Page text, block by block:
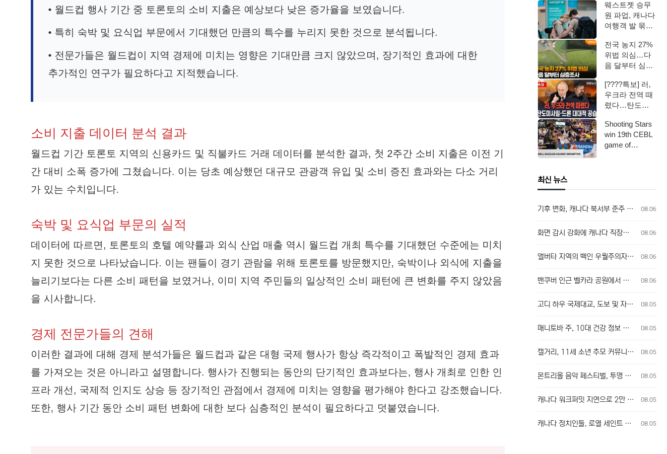
• 월드컵 행사 기간 중 토론토의 소비 지출은 예상보다 낮은 증가율을 보였습니다.
• 특히 숙박 및 요식업 부문에서 기대했던 만큼의 특수를 누리지 못한 것으로 분석됩니다.
• 전문가들은 월드컵이 지역 경제에 미치는 영향은 기대만큼 크지 않았으며, 장기적인 효과에 대한
추가적인 연구가 필요하다고 지적했습니다.
소비 지출 데이터 분석 결과
월드컵 기간 토론토 지역의 신용카드 및 직불카드 거래 데이터를 분석한 결과, 첫 2주간 소비 지출은 이전 기
간 대비 소폭 증가에 그쳤습니다. 이는 당초 예상했던 대규모 관광객 유입 및 소비 증진 효과와는 다소 거리
가 있는 수치입니다.
숙박 및 요식업 부문의 실적
데이터에 따르면, 토론토의 호텔 예약률과 외식 산업 매출 역시 월드컵 개최 특수를 기대했던 수준에는 미치
지 못한 것으로 나타났습니다. 이는 팬들이 경기 관람을 위해 토론토를 방문했지만, 숙박이나 외식에 지출을
늘리기보다는 다른 소비 패턴을 보였거나, 이미 지역 주민들의 일상적인 소비 패턴에 큰 변화를 주지 않았음
을 시사합니다.
경제 전문가들의 견해
이러한 결과에 대해 경제 분석가들은 월드컵과 같은 대형 국제 행사가 항상 즉각적이고 폭발적인 경제 효과
를 가져오는 것은 아니라고 설명합니다. 행사가 진행되는 동안의 단기적인 효과보다는, 행사 개최로 인한 인
프라 개선, 국제적 인지도 상승 등 장기적인 관점에서 경제에 미치는 영향을 평가해야 한다고 강조했습니다.
또한, 행사 기간 동안 소비 패턴 변화에 대한 보다 심층적인 분석이 필요하다고 덧붙였습니다.
웨스트젯 승무
원 파업, 캐나다
여행객 발 묶였
전국 농지 27%
위법 의심…다
음 달부터 심층
TV (Yonh…
[????특보] 러,
우크라 전역 때
렸다…탄도미
적 공습 / 연…
Shooting Stars
win 19th CEBL
game of
최신 뉴스
기후 변화, 캐나다 북서부 준주 및 온타리오주 산불 발생 가능성 두 배 높여 08.06
화면 감시 강화에 캐나다 직장인들 고충 토로 08.06
앨버타 지역의 백인 우월주의자 훈련 모임, 주민들 충격 08.06
밴쿠버 인근 벨카라 공원에서 산불 발생, 주민 대피 08.06
고디 하우 국제대교, 도보 및 자전거 이용자 첫 통행 역사 새기다 08.05
매니토바 주, 10대 건강 정보 사생활 침해 학군 계획 무효화 08.05
캘거리, 11세 소년 추모 커뮤니티 추모식 개최 08.05
몬트리올 음악 페스티벌, 투명 가방 규정에 팬들 불만 08.05
캐나다 워크퍼밋 지연으로 2만 달러 출산 비용 부담 위기 퀘벡 커플 08.05
캐나다 정치인들, 로열 세인트 존스 레가타에 총집결 08.05